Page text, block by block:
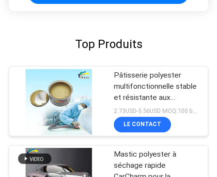
Top Produits
Pâtisserie polyester
multifonctionnelle stable
et résistante aux
intempéries pour le
remplissage de
carrosserie automobile
2.73USD-5.56USD MOQ:100 boîtes
LE CONTACT
Mastic polyester à
séchage rapide